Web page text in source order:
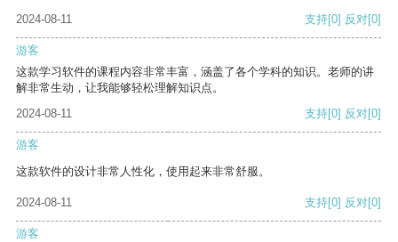
2024-08-11
支持[0] 反对[0]
游客
这款学习软件的课程内容非常丰富，涵盖了各个学科的知识。老师的讲
解非常生动，让我能够轻松理解知识点。
2024-08-11
支持[0] 反对[0]
游客
这款软件的设计非常人性化，使用起来非常舒服。
2024-08-11 支持[0] 反对[0]
游客